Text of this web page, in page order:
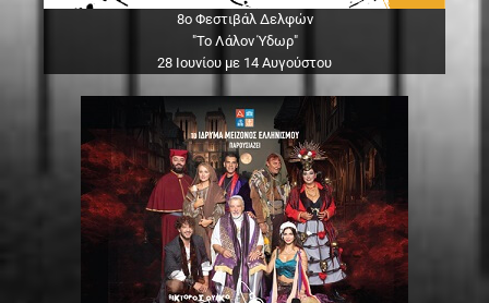
8ο Φεστιβάλ Δελφών
"Το Λάλον Ύδωρ"
28 Ιουνίου με 14 Αυγούστου